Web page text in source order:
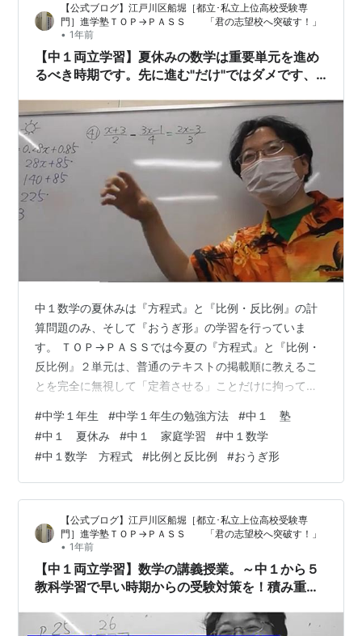
であって、中１の子たちには何も見…
【公式ブログ】江戸川区船堀［都立･私立上位高校受験専
門］進学塾ＴＯＰ→ＰＡＳＳ 「君の志望校へ突破す！」
• 1年前
【中１両立学習】夏休みの数学は重要単元を進め
るべき時期です。先に進む"だけ"ではダメです、
る必要があります。
中１数学の夏休みは『方程式』と『比例・反比例』の計
算問題のみ、そして『おうぎ形』の学習を行っていま
す。 ＴＯＰ→ＰＡＳＳでは今夏の『方程式』と『比例・
反比例』２単元は、普通のテキストの掲載順に教えるこ
とを完全に無視して「定着させる」ことだけに拘って指
えても「テキスト通りにやることが正しいわけではな
い」ということが最適解だと分かっているからです。 そ
れだけここの２単元は12,13歳の子が挑むには大変です。
それは中２くらいから入塾してくる子たちが決まって定
着できていない状態なので感じたことです。だからこそ
この２単元はどうすれば中１たちが習得できる…
#中学１年生 #中学１年生の勉強方法 #中１ 塾
#中１ 夏休み #中１ 家庭学習 #中１数学
#中１数学 方程式 #比例と反比例 #おうぎ形
【公式ブログ】江戸川区船堀［都立･私立上位高校受験専
門］進学塾ＴＯＰ→ＰＡＳＳ 「君の志望校へ突破す！」
• 1年前
【中１両立学習】数学の講義授業。～中１から５
教科学習で早い時期からの受験対策を！積み重ね